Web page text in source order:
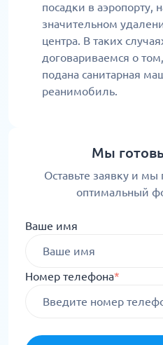
посадки в аэропорту,
значительном
центра. В таких
договариваемся о
подана санитарная
реанимобиль.
Мы
Оставьте заявку и
оптимальный
Ваше имя
Номер телефона*